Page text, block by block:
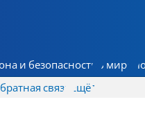
и безопасность В мире
связь Ещё